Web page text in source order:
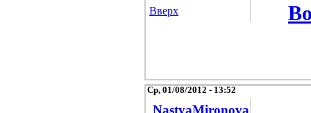
Вверх
Ср, 01/08/2012 - 13:52
NastyaMironova